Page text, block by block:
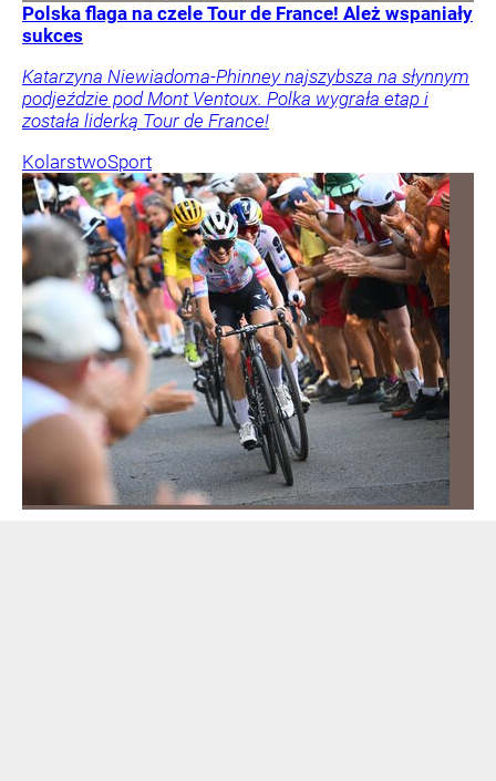
Polska flaga na czele Tour de France! Ależ wspaniały
sukces
Katarzyna Niewiadoma-Phinney najszybsza na słynnym
podjeździe pod Mont Ventoux. Polka wygrała etap i
została liderką Tour de France!
KolarstwoSport